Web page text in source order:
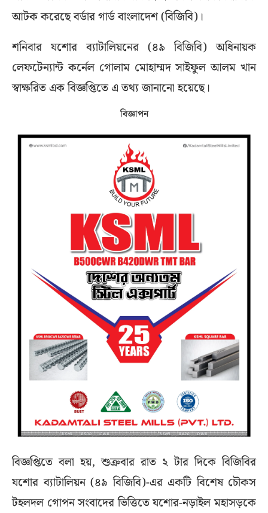
আটক করেছে বর্ডার গার্ড বাংলাদেশ (বিজিবি)।
শনিবার যশোর ব্যাটালিয়নের (৪৯ বিজিবি) অধিনায়ক
লেফটেন্যান্ট কর্নেল গোলাম মোহাম্মদ সাইফুল আলম খান
স্বাক্ষরিত এক বিজ্ঞপ্তিতে এ তথ্য জানানো হয়েছে।
বিজ্ঞাপন
বিজ্ঞপ্তিতে বলা হয়, শুক্রবার রাত ২ টার দিকে বিজিবির
যশোর ব্যাটালিয়ন (৪৯ বিজিবি)-এর একটি বিশেষ চৌকস
টহলদল গোপন সংবাদের ভিত্তিতে যশোর-নড়াইল মহাসড়কে